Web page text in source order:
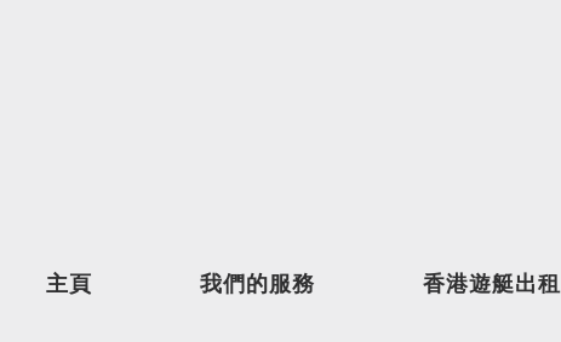
主頁 我們的服務 香港遊艇出租